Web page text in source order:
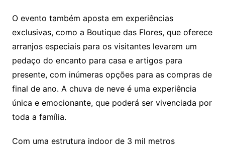
O evento também aposta em experiências
exclusivas, como a Boutique das Flores, que oferece
arranjos especiais para os visitantes levarem um
pedaço do encanto para casa e artigos para
presente, com inúmeras opções para as compras de
final de ano. A chuva de neve é uma experiência
única e emocionante, que poderá ser vivenciada por
toda a família.
Com uma estrutura indoor de 3 mil metros